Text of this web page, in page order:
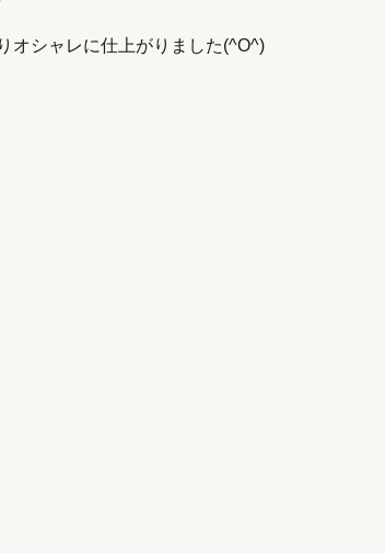
オシャレに仕上がりました(^O^)